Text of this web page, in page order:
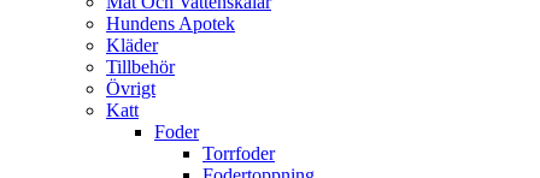
Hundens Apotek
Kläder
Tillbehör
Övrigt
Katt
Foder
Torrfoder